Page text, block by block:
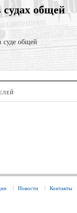
общей
суде общей
Новости Контакты